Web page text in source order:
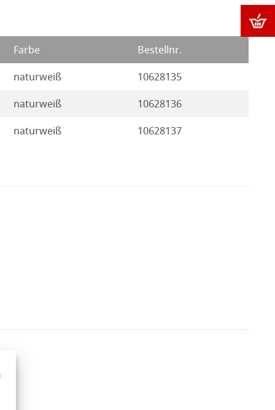
Farbe Bestellnr.
naturweiß 10628135
naturweiß 10628136
naturweiß 10628137